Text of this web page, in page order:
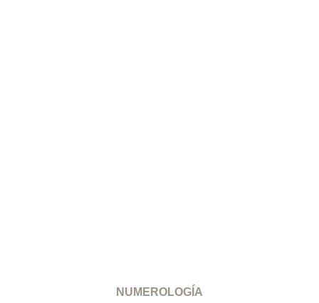
NUMEROLOGÍA